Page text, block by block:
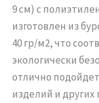
9 см) с
изготовлен из
40 гр/м2, что
экологически
отлично
изделий и